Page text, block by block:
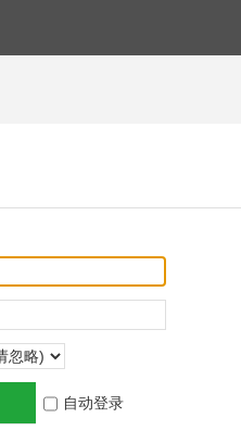
自动登录